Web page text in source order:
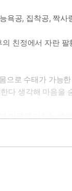
욕공, 집착공, 짝
친정에서 자란
으로 수태가 가능
다 생각해 마음을
마음을 다치는